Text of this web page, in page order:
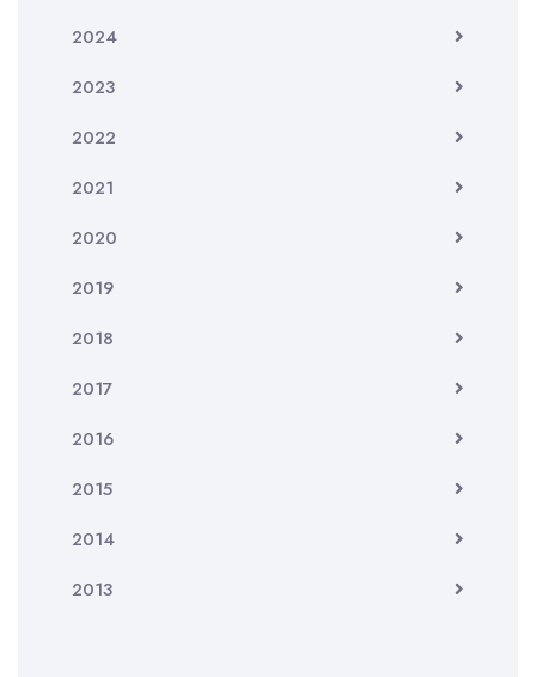
2024
2023
2022
2021
2020
2019
2018
2017
2016
2015
2014
2013